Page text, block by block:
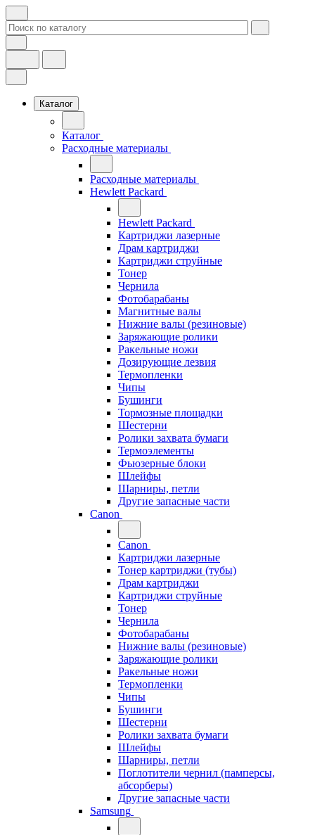
Каталог
Каталог
Расходные материалы
Расходные материалы
Hewlett Packard
Hewlett Packard
Картриджи лазерные
Драм картриджи
Картриджи струйные
Тонер
Чернила
Фотобарабаны
Магнитные валы
Нижние валы (резиновые)
Заряжающие ролики
Ракельные ножи
Дозирующие лезвия
Термопленки
Чипы
Бушинги
Тормозные площадки
Шестерни
Ролики захвата бумаги
Термоэлементы
Фьюзерные блоки
Шлейфы
Шарниры, петли
Другие запасные части
Canon
Canon
Картриджи лазерные
Тонер картриджи (тубы)
Драм картриджи
Картриджи струйные
Тонер
Чернила
Фотобарабаны
Нижние валы (резиновые)
Заряжающие ролики
Ракельные ножи
Термопленки
Чипы
Бушинги
Шестерни
Ролики захвата бумаги
Шлейфы
Шарниры, петли
Поглотители чернил (памперсы,
абсорберы)
Другие запасные части
Samsung